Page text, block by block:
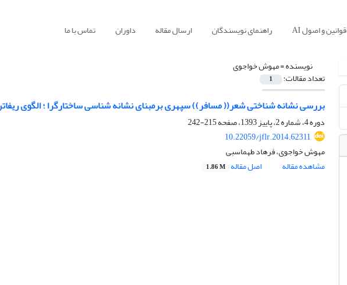
قوانین و اصول AI راهنمای نویسندگان ارسال مقاله داوران تماس با ما
نویسنده =مهوش خواجوی
تعداد مقالات: 1
بررسی نشانه شناختی شعر(( مسافر)) سپهری برمبنای نشانه شناسی ساختارگرا ؛ الگوی
دوره 4، شماره 2، پاییز 1393، صفحه
215-242
10.22059/jflr.2014.62311
مهوش خواجوی، فرهاد طهماسبی
مشاهده مقاله
اصل مقاله 1.86 M